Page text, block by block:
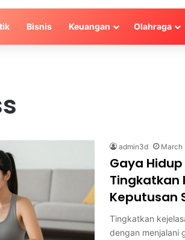
Bisnis Keuangan Olahraga
admin3d March
Gaya
Tingkatkan
Keputusan
Tingkatkan
dengan menjalani